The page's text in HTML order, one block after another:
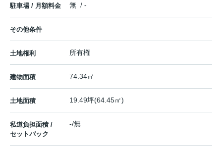
駐車場 / 月額料金 無 / -
その他条件
土地権利 所有権
建物面積 74.34㎡
土地面積 19.49坪(64.45㎡)
私道負担面積 /
セットバック
-/無